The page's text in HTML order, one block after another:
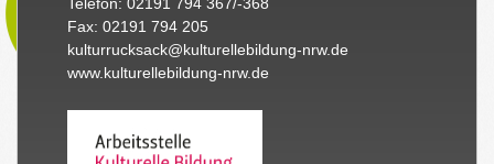
Fax: 02191 794 205
kulturrucksack@kulturellebildung-nrw.de
www.kulturellebildung-nrw.de